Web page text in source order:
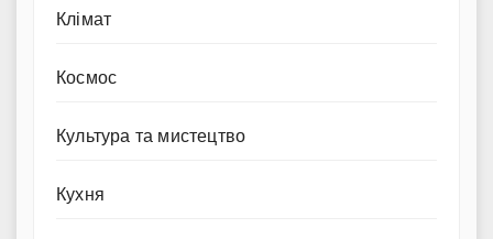
Клімат
Космос
Культура та мистецтво
Кухня